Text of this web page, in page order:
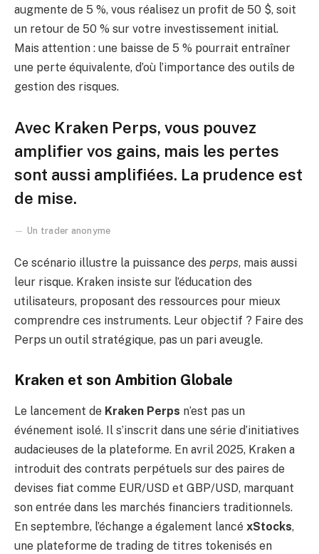
augmente de 5 %, vous réalisez un profit de 50 $, soit
un retour de 50 % sur votre investissement initial.
Mais attention : une baisse de 5 % pourrait entraîner
une perte équivalente, d’où l’importance des outils de
gestion des risques.
Avec Kraken Perps, vous pouvez
amplifier vos gains, mais les pertes
sont aussi amplifiées. La prudence est
de mise.
Un trader anonyme
Ce scénario illustre la puissance des perps, mais aussi
leur risque. Kraken insiste sur l’éducation des
utilisateurs, proposant des ressources pour mieux
comprendre ces instruments. Leur objectif ? Faire des
Perps un outil stratégique, pas un pari aveugle.
Kraken et son Ambition Globale
Le lancement de Kraken Perps n’est pas un
événement isolé. Il s’inscrit dans une série d’initiatives
audacieuses de la plateforme. En avril 2025, Kraken a
introduit des contrats perpétuels sur des paires de
devises fiat comme EUR/USD et GBP/USD, marquant
son entrée dans les marchés financiers traditionnels.
En septembre, l’échange a également lancé xStocks,
une plateforme de trading de titres tokenisés en